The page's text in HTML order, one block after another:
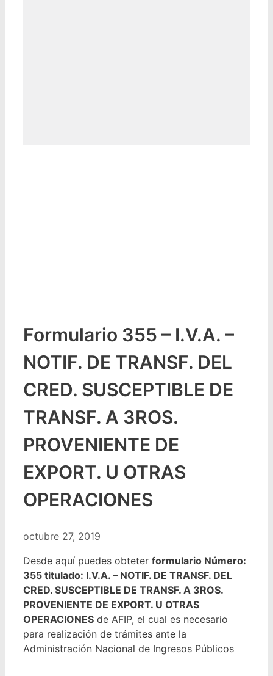
Formulario 355 – I.V.A. –
NOTIF. DE TRANSF. DEL
CRED. SUSCEPTIBLE DE
TRANSF. A 3ROS.
PROVENIENTE DE
EXPORT. U OTRAS
OPERACIONES
octubre 27, 2019
Desde aquí puedes obteter formulario Número:
355 titulado: I.V.A. – NOTIF. DE TRANSF. DEL
CRED. SUSCEPTIBLE DE TRANSF. A 3ROS.
PROVENIENTE DE EXPORT. U OTRAS
OPERACIONES de AFIP, el cual es necesario
para realización de trámites ante la
Administración Nacional de Ingresos Públicos